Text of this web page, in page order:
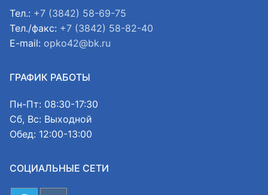
Тел.: +7 (3842) 58-69-75
Тел./факс: +7 (3842) 58-82-40
E-mail: opko42@bk.ru
ГРАФИК РАБОТЫ
Пн-Пт: 08:30-17:30
Сб, Вс: Выходной
Обед: 12:00-13:00
СОЦИАЛЬНЫЕ СЕТИ